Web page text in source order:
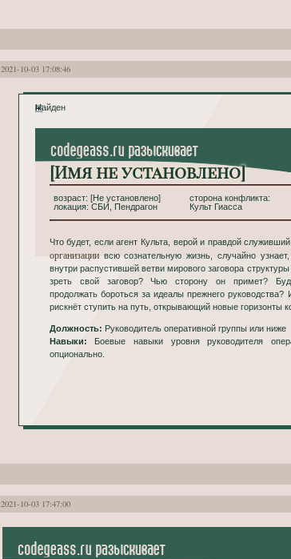
2021-10-03 17:08:46
Найден
[Имя не установлено]
[Не установлено]
СБИ, Пендрагон
Культ Гиасса
Что будет, если агент Культа, верой и правдой
организациивсю сознательную жизнь, случайно
внутри распустившей ветви мирового заговора
зреть свой заговор? Чью сторону он примет?
продолжать бороться за идеалы прежнего руководства?
рискнёт ступить на путь, открывающий новые горизонты
Должность: Руководитель оперативной группы или ниже
Навыки: Боевые навыки уровня руководителя
опционально.
2021-10-03 17:47:00